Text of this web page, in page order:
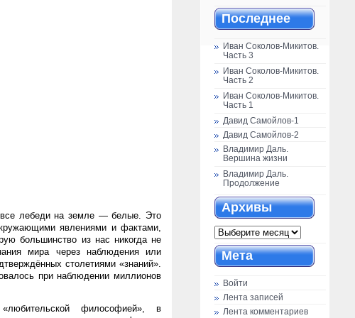
Последнее
Иван Соколов-Микитов.
Часть 3
Иван Соколов-Микитов.
Часть 2
Иван Соколов-Микитов.
Часть 1
Давид Самойлов-1
Давид Самойлов-2
Владимир Даль.
Вершина жизни
Владимир Даль.
Продолжение
Архивы
Архивы
Мета
Войти
Лента записей
Лента комментариев
все лебеди на земле — белые. Это
явлениями и фактами,
большинство из нас никогда не
мира через наблюдения или
столетиями «знаний».
при наблюдении миллионов
философией», в